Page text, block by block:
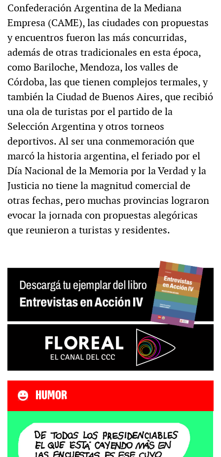
Confederación Argentina de la Mediana
Empresa (CAME), las ciudades con propuestas
y encuentros fueron las más concurridas,
además de otras tradicionales en esta época,
como Bariloche, Mendoza, los valles de
Córdoba, las que tienen complejos termales, y
también la Ciudad de Buenos Aires, que recibió
una ola de turistas por el partido de la
Selección Argentina y otros torneos
deportivos. Al ser una conmemoración que
marcó la historia argentina, el feriado por el
Día Nacional de la Memoria por la Verdad y la
Justicia no tiene la magnitud comercial de
otras fechas, pero muchas provincias lograron
evocar la jornada con propuestas alegóricas
que reunieron a turistas y residentes.
HUMOR